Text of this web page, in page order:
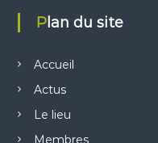
n
d
e
Plan du site
Accueil
Actus
Le lieu
Membres